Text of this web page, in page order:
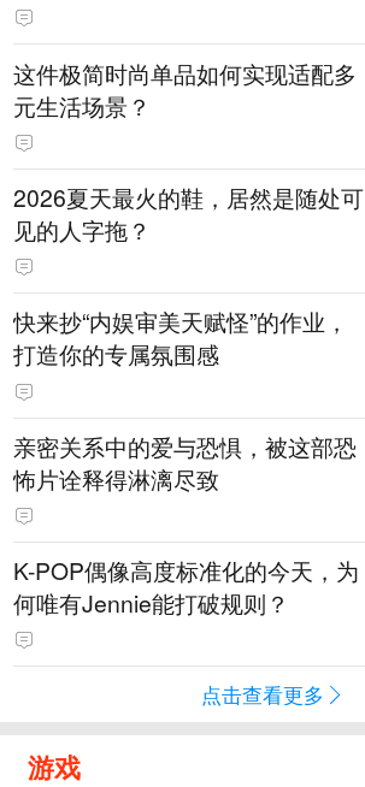
这件极简时尚单品如何实现适配多
元生活场景？
2026夏天最火的鞋，居然是随处可
见的人字拖？
快来抄“内娱审美天赋怪”的作业，
打造你的专属氛围感
亲密关系中的爱与恐惧，被这部恐
怖片诠释得淋漓尽致
K-POP偶像高度标准化的今天，为
何唯有Jennie能打破规则？
点击查看更多
游戏